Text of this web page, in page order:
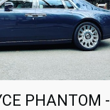
PHANTOM -